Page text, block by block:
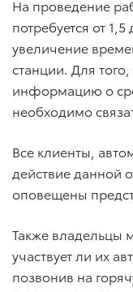
На проведение
потребуется от
увеличение
станции. Для
информацию о
необходимо
Все клиенты,
действие данной
оповещены
Также владельцы
участвует ли их
позвонив на